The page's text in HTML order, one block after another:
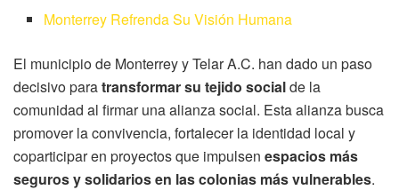
Monterrey Refrenda Su Visión Humana
El municipio de Monterrey y Telar A.C. han dado un paso
decisivo paratransformar su tejido socialde la
comunidad al firmar una alianza social. Esta alianza busca
promover la convivencia, fortalecer la identidad local y
coparticipar en proyectos que impulsen espacios más
seguros y solidarios en las colonias más vulnerables.